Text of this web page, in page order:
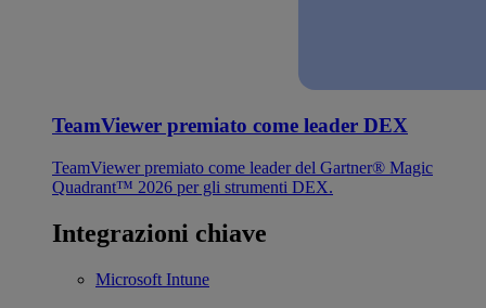
TeamViewer premiato come leader DEX
TeamViewer premiato come leader del Gartner® Magic
Quadrant™ 2026 per gli strumenti DEX.
Integrazioni chiave
Microsoft Intune